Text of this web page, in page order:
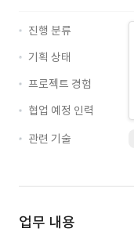
진행 분류
기획 상태
프로젝트 경험
협업 예정 인력
관련 기술
업무 내용